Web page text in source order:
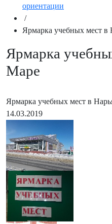
ориентации
/
Ярмарка учебных мест в
Ярмарка
Маре
Ярмарка учебных мест в
14.03.2019